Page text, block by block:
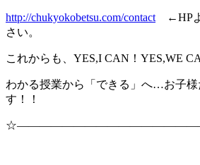
http://chukyokobetsu.com/contact ←HPよ
さい。
これからも、YES,I CAN！YES,WE
わかる授業から「できる」へ…お子様
す！！